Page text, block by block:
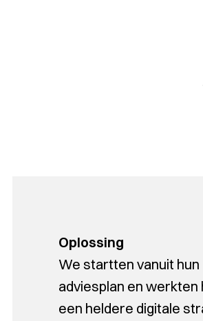
Oplossing
We startten vanuit hun
adviesplan en werkten
een heldere digitale